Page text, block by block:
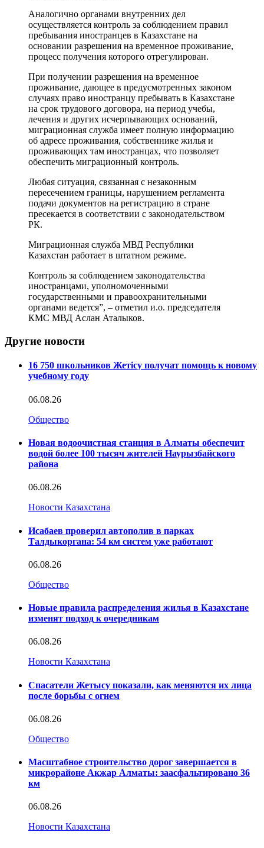
Аналогично органами внутренних дел
осуществляется контроль за соблюдением правил
пребывания иностранцев в Казахстане на
основании разрешения на временное проживание,
процесс получения которого отрегулирован.
При получении разрешения на временное
проживание, дающее в предусмотренных законом
случаях право иностранцу пребывать в Казахстане
на срок трудового договора, на период учебы,
лечения и других исчерпывающих оснований,
миграционная служба имеет полную информацию
об адресе проживания, собственнике жилья и
проживающих там иностранцах, что позволяет
обеспечить миграционный контроль.
Любая ситуация, связанная с незаконным
пересечением границы, нарушением регламента
подачи документов на регистрацию в стране
пресекается в соответствии с законодательством
РК.
Миграционная служба МВД Республики
Казахстан работает в штатном режиме.
Контроль за соблюдением законодательства
иностранцами, уполномоченными
государственными и правоохранительными
органами ведется”, – отметил и.о. председателя
КМС МВД Аслан Аталыков.
Другие новости
16 750 школьников Жетісу получат помощь к новому
учебному году
06.08.26
Общество
Новая водоочистная станция в Алматы обеспечит
водой более 100 тысяч жителей Наурызбайского
района
06.08.26
Новости Казахстана
Исабаев проверил автополив в парках
Талдыкоргана: 54 км систем уже работают
06.08.26
Общество
Новые правила распределения жилья в Казахстане
изменят подход к очередникам
06.08.26
Новости Казахстана
Спасатели Жетысу показали, как меняются их лица
после борьбы с огнем
06.08.26
Общество
Масштабное строительство дорог завершается в
микрорайоне Акжар Алматы: заасфальтировано 36
км
06.08.26
Новости Казахстана